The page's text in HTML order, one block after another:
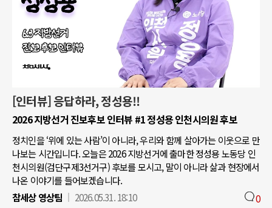
[인터뷰] 응답하라, 정성용!!
2026 지방선거 진보후보 인터뷰 #1 정성용 인천시의원 후보
정치인을 ‘위에 있는 사람’이 아니라, 우리와 함께 살아가는 이웃으로 만
나보는 시간입니다. 오늘은 2026 지방선거에 출마한 정성용 노동당 인
천시의원(검단구제3선거구) 후보를 모시고, 말이 아니라 삶과 현장에서
나온 이야기를 들어보겠습니다.
참세상 영상팀
2026.05.31. 18:10 0